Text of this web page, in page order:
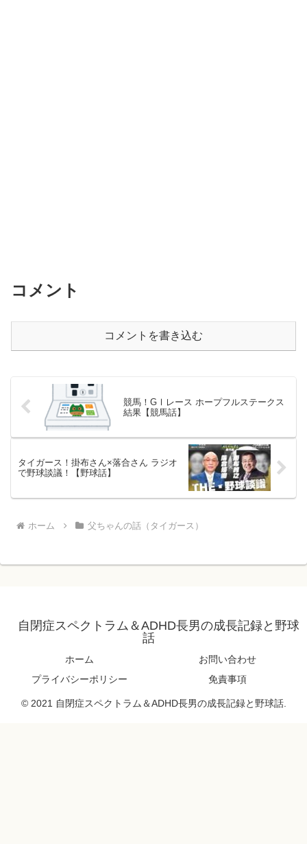
コメント
コメントを書き込む
競馬！GⅠレース ホープフルステークス
結果【競馬話】
タイガース！掛布さん×落合さん ラジオ
で野球談議！【野球話】
ホーム 父ちゃんの話（タイガース）
自閉症スペクトラム＆ADHD長男の成長記録と野球
話
ホーム
お問い合わせ
プライバシーポリシー
免責事項
© 2021 自閉症スペクトラム＆ADHD長男の成長記録と野球話.